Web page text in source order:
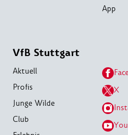
App
VfB Stuttgart
Aktuell
Profis
Junge Wilde
Club
X